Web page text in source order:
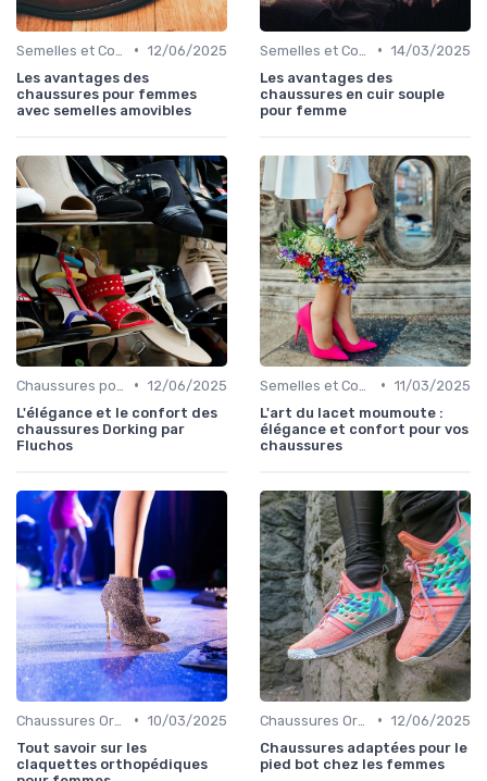
• 12/06/2025
Les avantages des
chaussures pour femmes
avec semelles amovibles
• 14/03/2025
Les avantages des
chaussures en cuir souple
pour femme
• 12/06/2025
L'élégance et le confort des
chaussures Dorking par
Fluchos
• 11/03/2025
L'art du lacet moumoute :
élégance et confort pour vos
chaussures
• 10/03/2025
Tout savoir sur les
claquettes orthopédiques
• 12/06/2025
Chaussures adaptées pour le
pied bot chez les femmes